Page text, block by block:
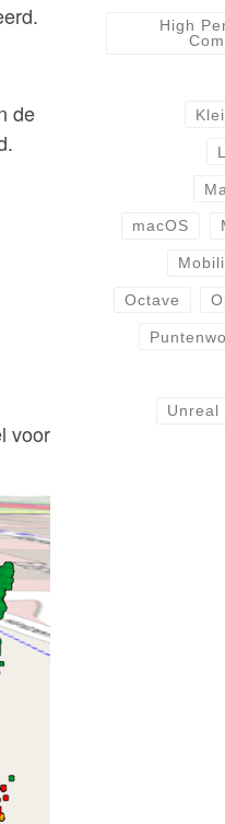
de
voor
High
macOS
Octave
Unreal